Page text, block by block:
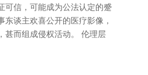
可信，可能成为公法认定的蹙
东谈主欢喜公开的医疗影像，
甚而组成侵权活动。 伦理层